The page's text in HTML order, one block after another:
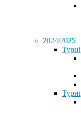
2024/2025